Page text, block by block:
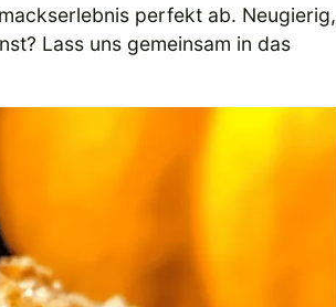
perfekt ab. Neugierig,
Lass uns gemeinsam in das